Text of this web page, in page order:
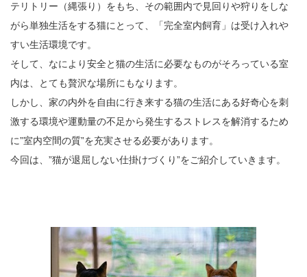
テリトリー（縄張り）をもち、その範囲内で見回りや狩りをしな
がら単独生活をする猫にとって、「完全室内飼育」は受け入れや
すい生活環境です。
そして、なにより安全と猫の生活に必要なものがそろっている室
内は、とても贅沢な場所にもなります。
しかし、家の内外を自由に行き来する猫の生活にある好奇心を刺
激する環境や運動量の不足から発生するストレスを解消するため
に”室内空間の質”を充実させる必要があります。
今回は、”猫が退屈しない仕掛けづくり”をご紹介していきます。